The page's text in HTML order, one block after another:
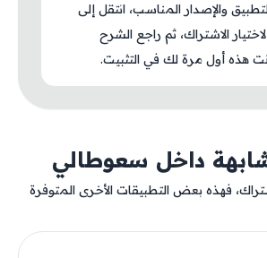
والإصدار المناسب، انتقل إلى
الاشتراك، ثم راجع الشرح
هذه أول مرة لك في التثبيت.
داخل سعوطالي
فهذه بعض التطبيقات الأخرى المتوفرة